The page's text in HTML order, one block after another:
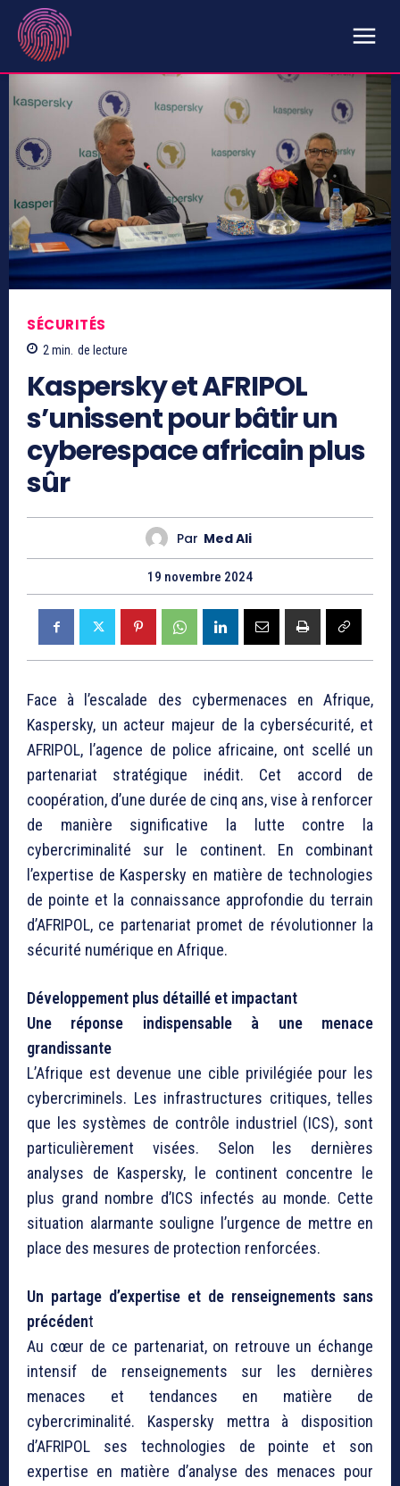
SÉCURITÉS
2 min. de lecture
Kaspersky et AFRIPOL
s’unissent pour bâtir un
cyberespace africain plus
sûr
Par Med Ali
19 novembre 2024
Face à l’escalade des cybermenaces en Afrique,
Kaspersky, un acteur majeur de la cybersécurité, et
AFRIPOL, l’agence de police africaine, ont scellé un
partenariat stratégique inédit. Cet accord de
coopération, d’une durée de cinq ans, vise à renforcer
de manière significative la lutte contre la
cybercriminalité sur le continent. En combinant
l’expertise de Kaspersky en matière de technologies
de pointe et la connaissance approfondie du terrain
d’AFRIPOL, ce partenariat promet de révolutionner la
sécurité numérique en Afrique.
Développement plus détaillé et impactant
Une réponse indispensable à une menace
grandissante
L’Afrique est devenue une cible privilégiée pour les
cybercriminels. Les infrastructures critiques, telles
que les systèmes de contrôle industriel (ICS), sont
particulièrement visées. Selon les dernières
analyses de Kaspersky, le continent concentre le
plus grand nombre d’ICS infectés au monde. Cette
situation alarmante souligne l’urgence de mettre en
place des mesures de protection renforcées.
Un partage d’expertise et de renseignements sans
précédent
Au cœur de ce partenariat, on retrouve un échange
intensif de renseignements sur les dernières
menaces et tendances en matière de
cybercriminalité. Kaspersky mettra à disposition
d’AFRIPOL ses technologies de pointe et son
expertise en matière d’analyse des menaces pour